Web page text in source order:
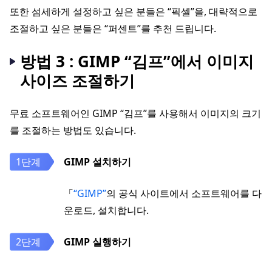
또한 섬세하게 설정하고 싶은 분들은 “픽셀”을, 대략적으로
조절하고 싶은 분들은 “퍼센트”를 추천 드립니다.
방법 3 : GIMP “김프”에서 이미지
사이즈 조절하기
무료 소프트웨어인 GIMP “김프”를 사용해서 이미지의 크기
를 조절하는 방법도 있습니다.
GIMP 설치하기
「“GIMP”의 공식 사이트에서 소프트웨어를 다
운로드, 설치합니다.
GIMP 실행하기